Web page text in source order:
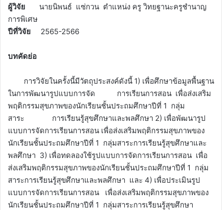
ผู้วิจัย นายนิพนธ์ แซ่กวน ตำแหน่ง ครู วิทยฐานะครูชำนาญ
การพิเศษ
ปีที่วิจัย 2565-2566
บทคัดย่อ
การวิจัยในครั้งนี้มีวัตถุประสงค์ดังนี้ 1) เพื่อศึกษาข้อมูลพื้นฐาน
ในการพัฒนารูปแบบการจัด การเรียนการสอน เพื่อส่งเสริม
พฤติกรรมสุขภาพของนักเรียนชั้นประถมศึกษาปีที่ 1 กลุ่ม
สาระ การเรียนรู้สุขศึกษาและพลศึกษา 2) เพื่อพัฒนารูป
แบบการจัดการเรียนการสอน เพื่อส่งเสริมพฤติกรรมสุขภาพของ
นักเรียนชั้นประถมศึกษาปีที่ 1 กลุ่มสาระการเรียนรู้สุขศึกษาและ
พลศึกษา 3) เพื่อทดลองใช้รูปแบบการจัดการเรียนการสอน เพื่อ
ส่งเสริมพฤติกรรมสุขภาพของนักเรียนชั้นประถมศึกษาปีที่ 1 กลุ่ม
สาระการเรียนรู้สุขศึกษาและพลศึกษา และ 4) เพื่อประเมินรูป
แบบการจัดการเรียนการสอน เพื่อส่งเสริมพฤติกรรมสุขภาพของ
นักเรียนชั้นประถมศึกษาปีที่ 1 กลุ่มสาระการเรียนรู้สุขศึกษา